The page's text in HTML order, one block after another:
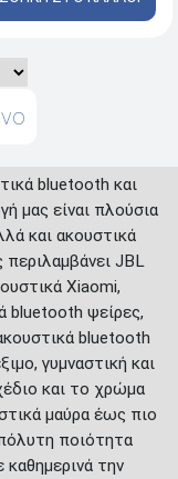
bluetooth και
μας είναι πλούσια
και ακουστικά
JBL
Xiaomi,
bluetooth ψείρες,
bluetooth
γυμναστική και
και το χρώμα
μαύρα έως πιο
ποιότητα
την